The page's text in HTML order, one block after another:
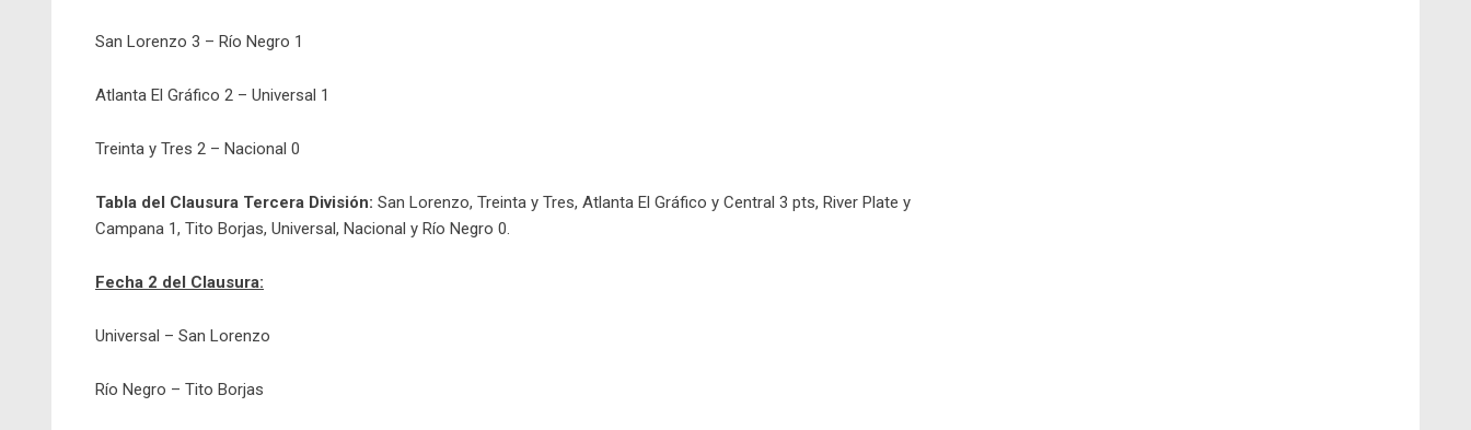
San Lorenzo 3 – Río Negro 1
Atlanta El Gráfico 2 – Universal 1
Treinta y Tres 2 – Nacional 0
Tabla del Clausura Tercera División: San Lorenzo, Treinta y Tres, Atlanta El Gráfico y Central 3 pts, River Plate y
Campana 1, Tito Borjas, Universal, Nacional y Río Negro 0.
Fecha 2 del Clausura:
Universal – San Lorenzo
Río Negro – Tito Borjas